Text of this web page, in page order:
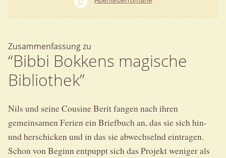
Zusammenfassung zu
“Bibbi Bokkens magische
Bibliothek”
Nils und seine Cousine Berit fangen nach ihren
gemeinsamen Ferien ein Briefbuch an, das sie sich hin-
und herschicken und in das sie abwechselnd eintragen.
Schon von Beginn entpuppt sich das Projekt weniger als